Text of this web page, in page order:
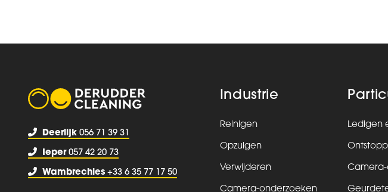
Deerlijk 056 71 39 31
Ieper057 42 20 73
Wambrechies +33 6 35 77 17 50
Industrie
Reinigen
Opzuigen
Verwijderen
Camera-onderzoeken
Ledigen